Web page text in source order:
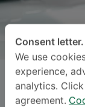
Consent letter.
We use
experience,
analytics.
agreement.